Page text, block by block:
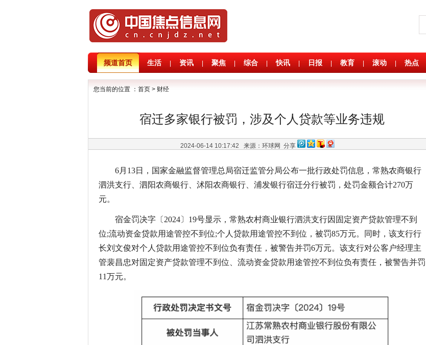
频道首页 生活 资讯 聚焦 综合 快讯 日报 教育 滚动 热点
您当前的位置 ： 首页 > 财经
宿迁多家银行被罚，涉及个人贷款等业务违规
2024-06-14 10:17:42 来源：环球网 分享
6月13日，国家金融监督管理总局宿迁监管分局公布一批行政处罚信息，常熟农商银行
泗洪支行、泗阳农商银行、沭阳农商银行、浦发银行宿迁分行被罚，处罚金额合计270万
元。
宿金罚决字〔2024〕19号显示，常熟农村商业银行泗洪支行因固定资产贷款管理不到
位;流动资金贷款用途管控不到位;个人贷款用途管控不到位，被罚85万元。同时，该支行行
长刘文俊对个人贷款用途管控不到位负有责任，被警告并罚6万元。该支行对公客户经理主
管裴昌忠对固定资产贷款管理不到位、流动资金贷款用途管控不到位负有责任，被警告并罚
11万元。